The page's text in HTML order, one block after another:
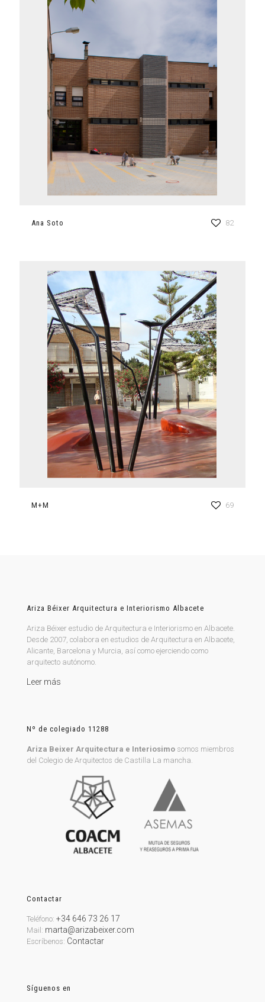
Ana Soto 82
M+M 69
Ariza Béixer Arquitectura e Interiorismo Albacete
Ariza Béixer estudio de Arquitectura e Interiorismo en Albacete.
Desde 2007, colabora en estudios de Arquitectura en Albacete,
Alicante, Barcelona y Murcia, así como ejerciendo como
arquitecto autónomo.
Leer más
Nº de colegiado 11288
Ariza Beixer Arquitectura e Interiosimo somos miembros
del Colegio de Arquitectos de Castilla La mancha.
Contactar
Teléfono: +34 646 73 26 17
Mail: marta@arizabeixer.com
Escríbenos: Contactar
Síguenos en